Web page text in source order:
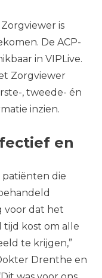
is
De ACP-
in VIPLive.
Zorgviewer
, tweede- én
inzien.
en
patiënten die
voor dat het
tijd kost om alle
te krijgen,”
Drenthe en